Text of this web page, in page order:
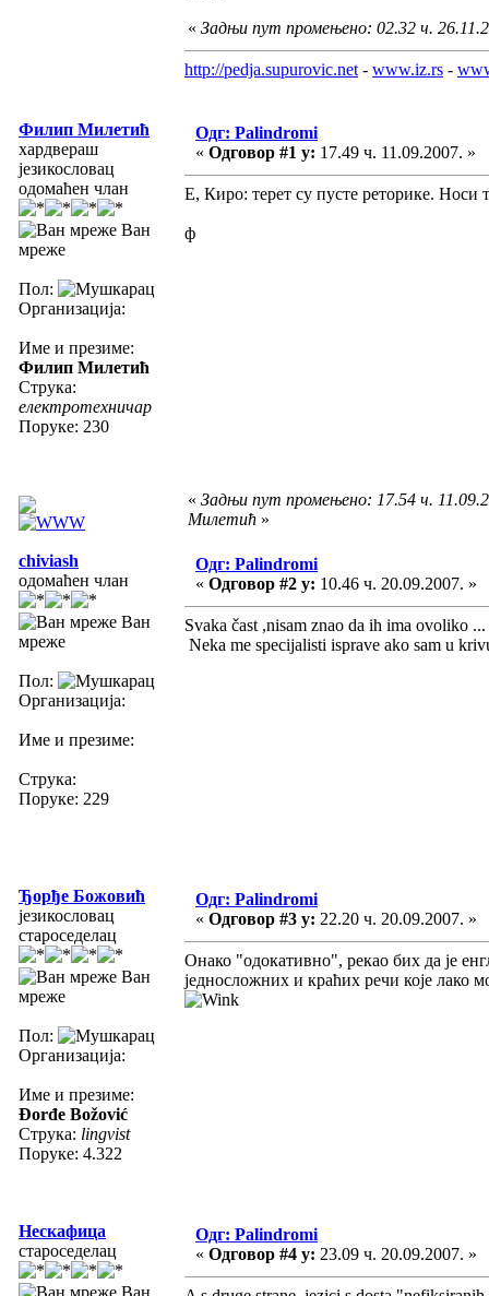
« Задњи пут промењено: 02.32 ч.
http://pedja.supurovic.net - www.iz.rs -
Филип Милетић
хардвераш
језикословац
одомаћен члан
Ван
мреже
Пол:
Организација:
Име и презиме:
Филип Милетић
Струка:
електротехничар
Поруке: 230
Одг: Palindromi
« Одговор #1 у: 17.49 ч. 11.09.2007. »
Е, Киро: терет су пусте реторике. Носи
ф
« Задњи пут промењено: 17.54 ч.
Милетић »
chiviash
одомаћен члан
Ван
мреже
Пол:
Организација:
Име и презиме:
Струка:
Поруке: 229
Одг: Palindromi
« Одговор #2 у: 10.46 ч. 20.09.2007. »
Svaka čast ,nisam znao da ih ima ovoliko ...
Neka me specijalisti isprave ako sam u
Ђорђе Божовић
језикословац
староседелац
Ван
мреже
Пол:
Организација:
Име и презиме:
Đorđe Božović
Струка: lingvist
Поруке: 4.322
Одг: Palindromi
« Одговор #3 у: 22.20 ч. 20.09.2007. »
Онако "одокативно", рекао бих да је
једносложних и краћих речи које лако
Нескафица
староседелац
Ван
Одг: Palindromi
« Одговор #4 у: 23.09 ч. 20.09.2007. »